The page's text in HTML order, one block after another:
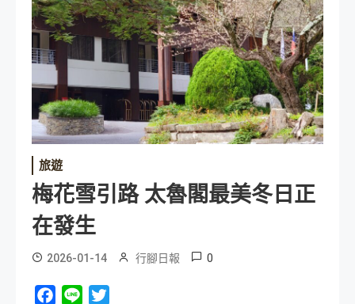
旅遊
梅花雪引路 太魯閣最美冬日正
在發生
2026-01-14 行腳日報 0
Facebook
Line